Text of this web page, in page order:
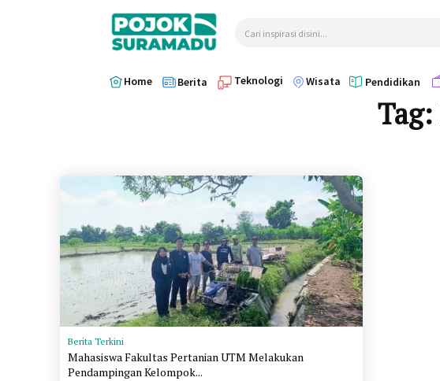
Cari inspirasi disini...
Home Berita Teknologi Wisata Pendidikan
Tag:
Berita Terkini
Mahasiswa Fakultas Pertanian UTM Melakukan
Pendampingan Kelompok...